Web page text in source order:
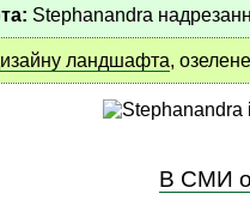
Stephanandra
ландшафта,
В СМИ